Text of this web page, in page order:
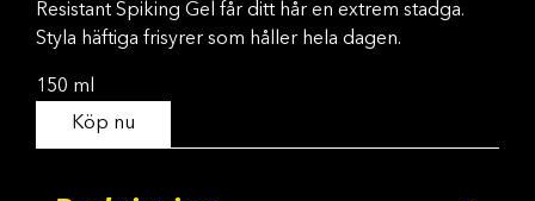
Resistant Spiking Gel får ditt hår en extrem stadga.
Styla häftiga frisyrer som håller hela dagen.
150 ml
Köp nu